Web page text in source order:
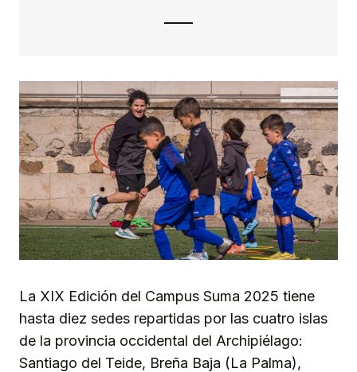
La XIX Edición del Campus Suma 2025 tiene
hasta diez sedes repartidas por las cuatro islas
de la provincia occidental del Archipiélago:
Santiago del Teide, Breña Baja (La Palma),